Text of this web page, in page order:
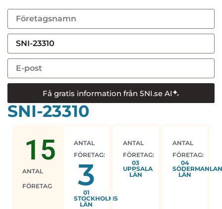
Få gratis information från 5NI.se AI
SNI-23310
ANTAL
FÖRETAG
15
ANTAL
FÖRETAG:
3
01
STOCKHOLMS
LÄN
ANTAL
FÖRETAG:
03
UPPSALA
LÄN
ANTAL
FÖRETAG:
04
LÄN